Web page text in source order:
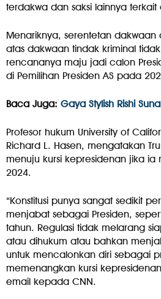
terdakwa dan saksi lainnya terkait
Menariknya, serentetan
atas dakwaan tindak kriminal
rencananya maju jadi calon
di Pemilihan Presiden AS pada
Baca Juga: Gaya Stylish Rishi
Profesor hukum University of
Richard L. Hasen, mengatakan
menuju kursi kepresidenan jika
2024.
“Konstitusi punya sangat sedikit
menjabat sebagai Presiden,
tahun. Regulasi tidak melarang
atau dihukum atau bahkan
untuk mencalonkan diri sebagai
memenangkan kursi
email kepada CNN.